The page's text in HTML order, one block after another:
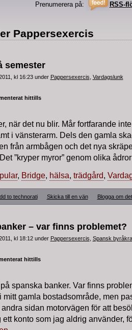
Prenumerera på: RSS-
Pappersexercis
semester
kl 16:23 under Pappersexercis Vardagslunk
hittills
när det nu blir. Mår fortfarande
i vänsterarm. Dels den gamla
från armbågen och det nya
”kryper myror” genom olika
, Bridge, hälsa, trädgård,
to technorati Skicka till en vän Blogga om det
– var finns problemet?
kl 18:12 under Pappersexercis Spansk
hittills
spanska banker. Var finns
gamla bostadsområde, men
sidan motorvägen för att
ett konto som jag aldrig använder,